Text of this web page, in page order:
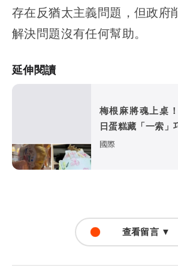
存在反猶太主義問題，但政府
解決問題沒有任何幫助。
延伸閱讀
梅根麻將魂上桌
日蛋糕藏「一索」
國際
查看留言 ▼